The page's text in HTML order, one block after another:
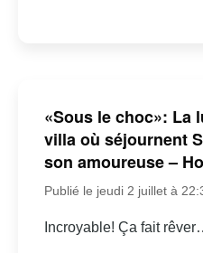
«Sous le choc»: La
villa où séjournent
son amoureuse –
Publié le jeudi 2 juillet à
Incroyable! Ça fait